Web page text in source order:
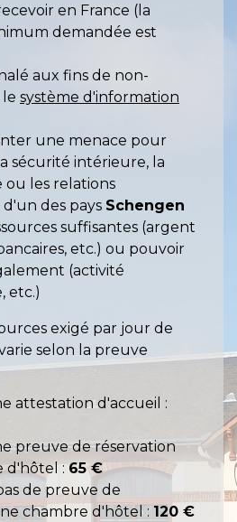
en France (la
demandée est
aux fins de non-
le système d'information
une menace pour
sécurité intérieure, la
les relations
des pays Schengen
suffisantes (argent
etc.) ou pouvoir
(activité
etc.)
exigé par jour de
selon la preuve
attestation d'accueil :
preuve de réservation
d'hôtel : 65 €
de preuve de
chambre d'hôtel : 120 €